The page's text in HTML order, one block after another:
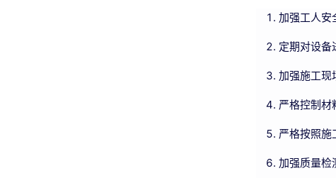
加强工人安
定期对设备
加强施工现
严格控制材
严格按照施
加强质量检